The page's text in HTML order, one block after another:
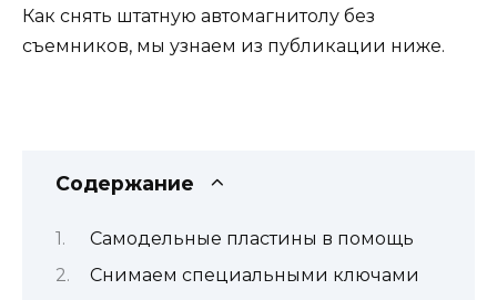
Как снять штатную автомагнитолу без
съемников, мы узнаем из публикации ниже.
Содержание
Самодельные пластины в помощь
Снимаем специальными ключами